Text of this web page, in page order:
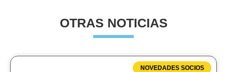
OTRAS NOTICIAS
NOVEDADES SOCIOS